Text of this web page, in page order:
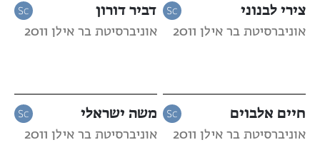
צירי לבנוני
אוניברסיטת בר אילן 2011
דביר דורון
אוניברסיטת בר אילן 2011
חיים אלבוים
אוניברסיטת בר אילן 2011
משה ישראלי
אוניברסיטת בר אילן 2011